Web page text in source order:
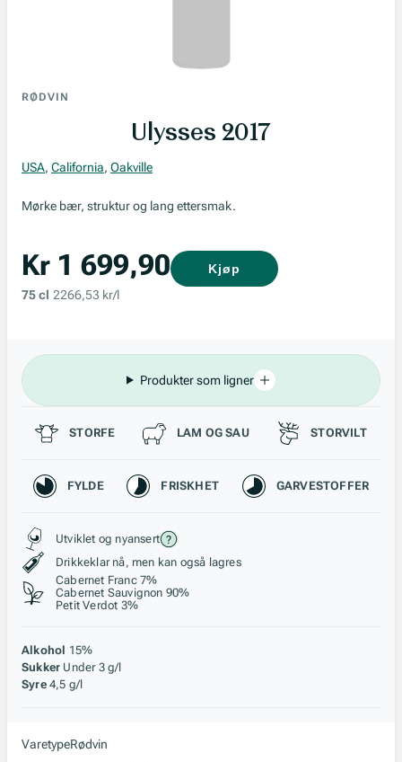
RØDVIN
Ulysses 2017
USA, California, Oakville
Mørke bær, struktur og lang ettersmak.
Kr 1 699,90
75 cl 2266,53 kr/l
Kjøp
Produkter som ligner
Passer til
STORFE LAM OG SAU STORVILT
Karakteristikk
FYLDE FRISKHET GARVESTOFFER
Stil, lagring og råstoff
Utviklet og nyansert
Drikkeklar nå, men kan også lagres
Cabernet Franc 7%
Cabernet Sauvignon 90%
Petit Verdot 3%
Alkohol 15%
Sukker Under 3 g/l
Syre 4,5 g/l
VaretypeRødvin